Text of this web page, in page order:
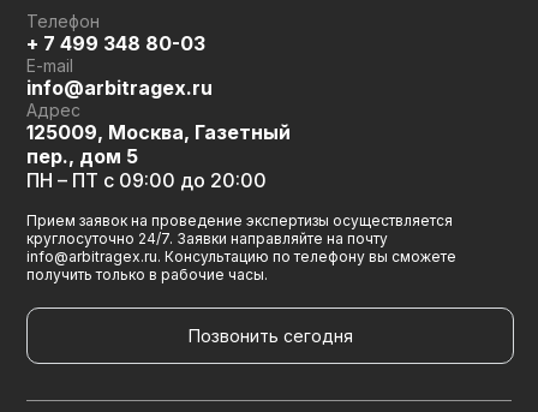
Телефон
+ 7 499 348 80-03
E-mail
info@arbitragex.ru
Адрес
125009, Москва, Газетный
пер., дом 5
ПН – ПТ с 09:00 до 20:00
Прием заявок на проведение экспертизы осуществляется
круглосуточно 24/7. Заявки направляйте на почту
info@arbitragex.ru. Консультацию по телефону вы сможете
получить только в рабочие часы.
Позвонить сегодня